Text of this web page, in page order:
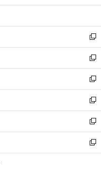
開
ウ
開
く
ン
ウ
で
開
く
ウ
ン
ド
ウ
で
開
く
新
し
い
ウ
ィ
ン
ド
ウ
で
開
く
新
し
い
ウ
ィ
ン
ド
ウ
で
開
新
し
い
ウ
ィ
ン
ド
ウ
新
し
い
ウ
ィ
ン
新
し
い
ウ
新
し